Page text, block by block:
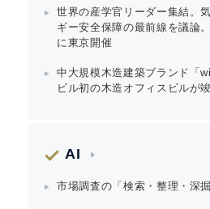
世界の産学官リーダー集結。
ギー安全保障の最前線を議論
に東京開催
中大規模木造建築ブランド「
ビル初の木造オフィスビルが
AI
市場調査の「検索・整理・深